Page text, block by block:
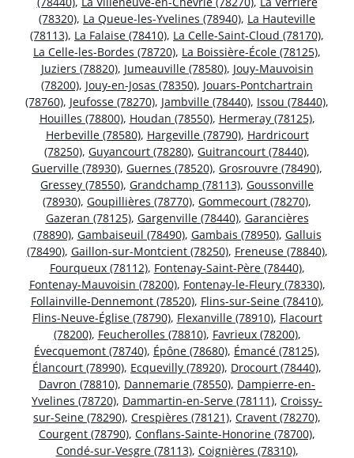
(78320), La Queue-les-Yvelines (78940), La Hauteville
(78113), La Falaise (78410), La Celle-Saint-Cloud (78170),
La Celle-les-Bordes (78720), La Boissière-École (78125),
Juziers (78820), Jumeauville (78580), Jouy-Mauvoisin
(78200), Jouy-en-Josas (78350), Jouars-Pontchartrain
(78760), Jeufosse (78270), Jambville (78440), Issou (78440),
Houilles (78800), Houdan (78550), Hermeray (78125),
Herbeville (78580), Hargeville (78790), Hardricourt
(78250), Guyancourt (78280), Guitrancourt (78440),
Guerville (78930), Guernes (78520), Grosrouvre (78490),
Gressey (78550), Grandchamp (78113), Goussonville
(78930), Goupillières (78770), Gommecourt (78270),
Gazeran (78125), Gargenville (78440), Garancières
(78890), Gambaiseuil (78490), Gambais (78950), Galluis
(78490), Gaillon-sur-Montcient (78250), Freneuse (78840),
Fourqueux (78112), Fontenay-Saint-Père (78440),
Fontenay-Mauvoisin (78200), Fontenay-le-Fleury (78330),
Follainville-Dennemont (78520), Flins-sur-Seine (78410),
Flins-Neuve-Église (78790), Flexanville (78910), Flacourt
(78200), Feucherolles (78810), Favrieux (78200),
Évecquemont (78740), Épône (78680), Émancé (78125),
Élancourt (78990), Ecquevilly (78920), Drocourt (78440),
Davron (78810), Dannemarie (78550), Dampierre-en-
Yvelines (78720), Dammartin-en-Serve (78111), Croissy-
sur-Seine (78290), Crespières (78121), Cravent (78270),
Courgent (78790), Conflans-Sainte-Honorine (78700),
Condé-sur-Vesgre (78113), Coignières (78310),